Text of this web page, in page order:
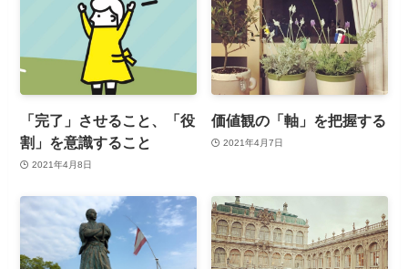
「完了」させること、「役
割」を意識すること
2021年4月8日
価値観の「軸」を把握する
2021年4月7日